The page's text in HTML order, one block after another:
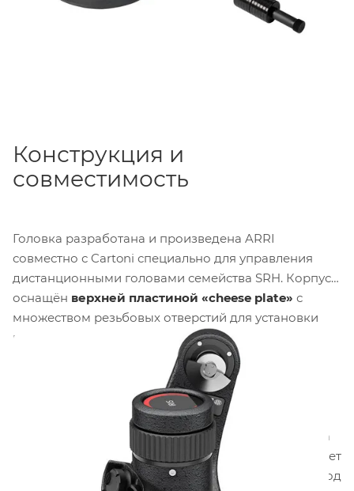
Конструкция и
совместимость
Головка разработана и произведена ARRI
совместно с Cartoni специально для управления
дистанционными головами семейства SRH. Корпус
оснащён верхней пластиной «cheese plate» с
множеством резьбовых отверстий для установки
монитора или дополнительных аксессуаров. Две
телескопические панорамные рукоятки имеют
скользящие противовесы для компенсации веса
установленных Master Grips или OCU-1, что
обеспечивает балансировку системы под
конкретную конфигурацию. Регулируемая система
демпфирования наклона и панорамирования имеет
семь ступеней настройки, модифицированных под